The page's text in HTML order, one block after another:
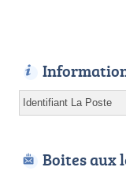
Identifiant La Poste
Boites aux